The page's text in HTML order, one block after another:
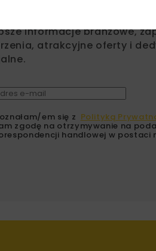
informacje branżowe,
atrakcyjne oferty i
em się z Polityką
zgodę na otrzymywanie na
handlowej w postaci